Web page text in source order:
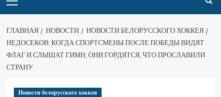
ГЛАВНАЯ НОВОСТИ
НОВОСТИ БЕЛОРУССКОГО ХОККЕЯ
НЕДОСЕКОВ: КОГДА СПОРТСМЕНЫ ПОСЛЕ ПОБЕДЫ ВИДЯТ
ФЛАГ И СЛЫШАТ ГИМН, ОНИ ГОРДЯТСЯ, ЧТО ПРОСЛАВИЛИ
СТРАНУ
Новости белорусского хоккея